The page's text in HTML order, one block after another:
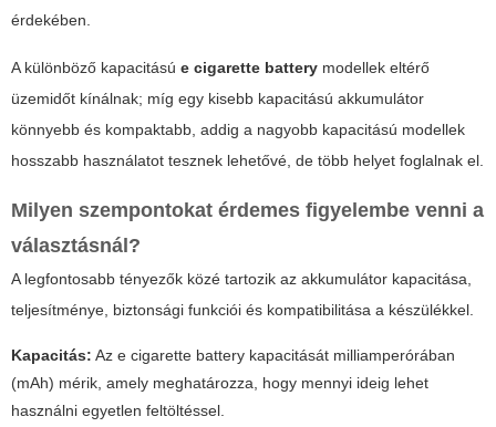
érdekében.
A különböző kapacitású e cigarette battery modellek eltérő
üzemidőt kínálnak; míg egy kisebb kapacitású akkumulátor
könnyebb és kompaktabb, addig a nagyobb kapacitású modellek
hosszabb használatot tesznek lehetővé, de több helyet foglalnak el.
Milyen szempontokat érdemes figyelembe venni a
választásnál?
A legfontosabb tényezők közé tartozik az akkumulátor kapacitása,
teljesítménye, biztonsági funkciói és kompatibilitása a készülékkel.
Kapacitás: Az e cigarette battery kapacitását milliamperórában
(mAh) mérik, amely meghatározza, hogy mennyi ideig lehet
használni egyetlen feltöltéssel.